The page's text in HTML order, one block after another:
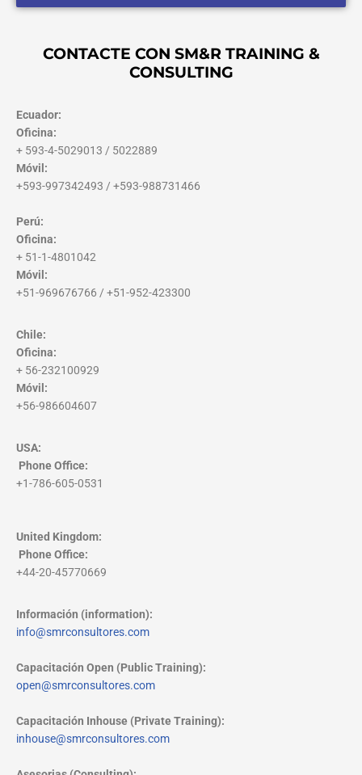
CONTACTE CON SM&R TRAINING &
CONSULTING
Ecuador:
Oficina:
+ 593-4-5029013 / 5022889
Móvil:
+593-997342493 / +593-988731466
Perú:
Oficina:
+ 51-1-4801042
Móvil:
+51-969676766 / +51-952-423300
Chile:
Oficina:
+ 56-232100929
Móvil:
+56-986604607
USA:
Phone Office:
+1-786-605-0531
United Kingdom:
Phone Office:
+44-20-45770669
Información (information):
info@smrconsultores.com
Capacitación Open (Public Training):
open@smrconsultores.com
Capacitación Inhouse (Private Training):
inhouse@smrconsultores.com